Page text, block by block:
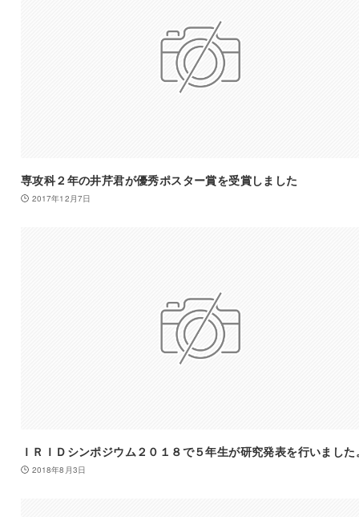
専攻科２年の井芹君が優秀ポスター賞を受賞しました
2017年12月7日
ＩＲＩＤシンポジウム２０１８で５年生が研究発表を行いました
2018年8月3日